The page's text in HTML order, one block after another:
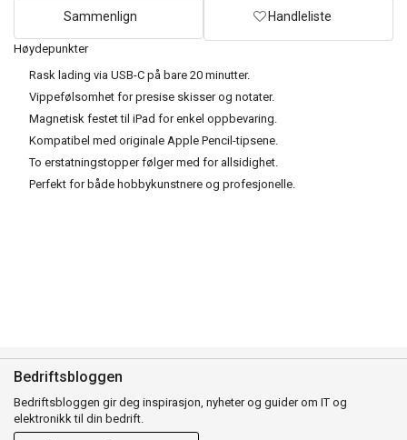
Høydepunkter
Rask lading via USB-C på bare 20 minutter.
Vippefølsomhet for presise skisser og notater.
Magnetisk festet til iPad for enkel oppbevaring.
Kompatibel med originale Apple Pencil-tipsene.
To erstatningstopper følger med for allsidighet.
Perfekt for både hobbykunstnere og profesjonelle.
Sammenlign Handleliste
Bedriftsbloggen
Bedriftsbloggen gir deg inspirasjon, nyheter og guider om IT og
elektronikk til din bedrift.